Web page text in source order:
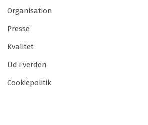
Organisation
Presse
Kvalitet
Ud i verden
Cookiepolitik